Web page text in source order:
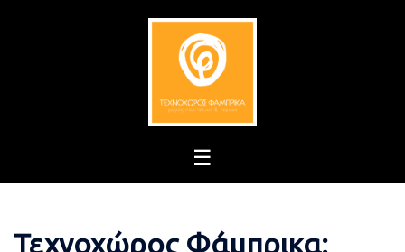
Τεχνοχώρος Φάμπρικα: